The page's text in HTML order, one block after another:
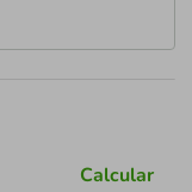
Calcular